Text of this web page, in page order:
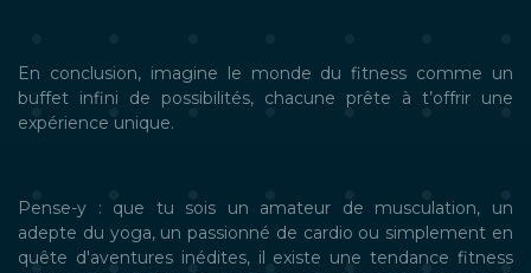
En conclusion, imagine le monde du fitness comme un
buffet infini de possibilités, chacune prête à t’offrir une
expérience unique.
Pense-y : que tu sois un amateur de musculation, un
adepte du yoga, un passionné de cardio ou simplement en
quête d'aventures inédites, il existe une tendance fitness